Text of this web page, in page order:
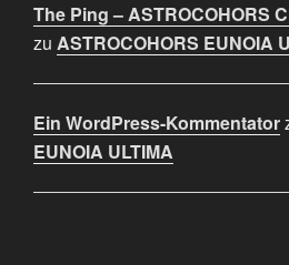
The Ping – ASTROCOHORS
zu ASTROCOHORS EUNOIA
Ein WordPress-Kommentator
EUNOIA ULTIMA